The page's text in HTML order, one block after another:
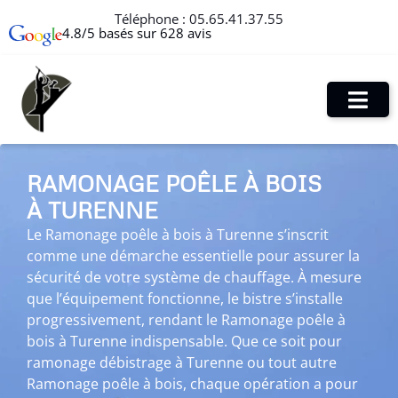
Téléphone : 05.65.41.37.55
4.8/5 basés sur 628 avis
RAMONAGE POÊLE À BOIS
À TURENNE
Le Ramonage poêle à bois à Turenne s’inscrit
comme une démarche essentielle pour assurer la
sécurité de votre système de chauffage. À mesure
que l’équipement fonctionne, le bistre s’installe
progressivement, rendant le Ramonage poêle à
bois à Turenne indispensable. Que ce soit pour
ramonage débistrage à Turenne ou tout autre
Ramonage poêle à bois, chaque opération a pour